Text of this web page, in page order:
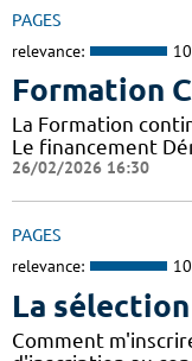
PAGES
relevance:
Formation
La Formation
Le financement
26/02/2026 16:30
PAGES
relevance:
La sélection
Comment